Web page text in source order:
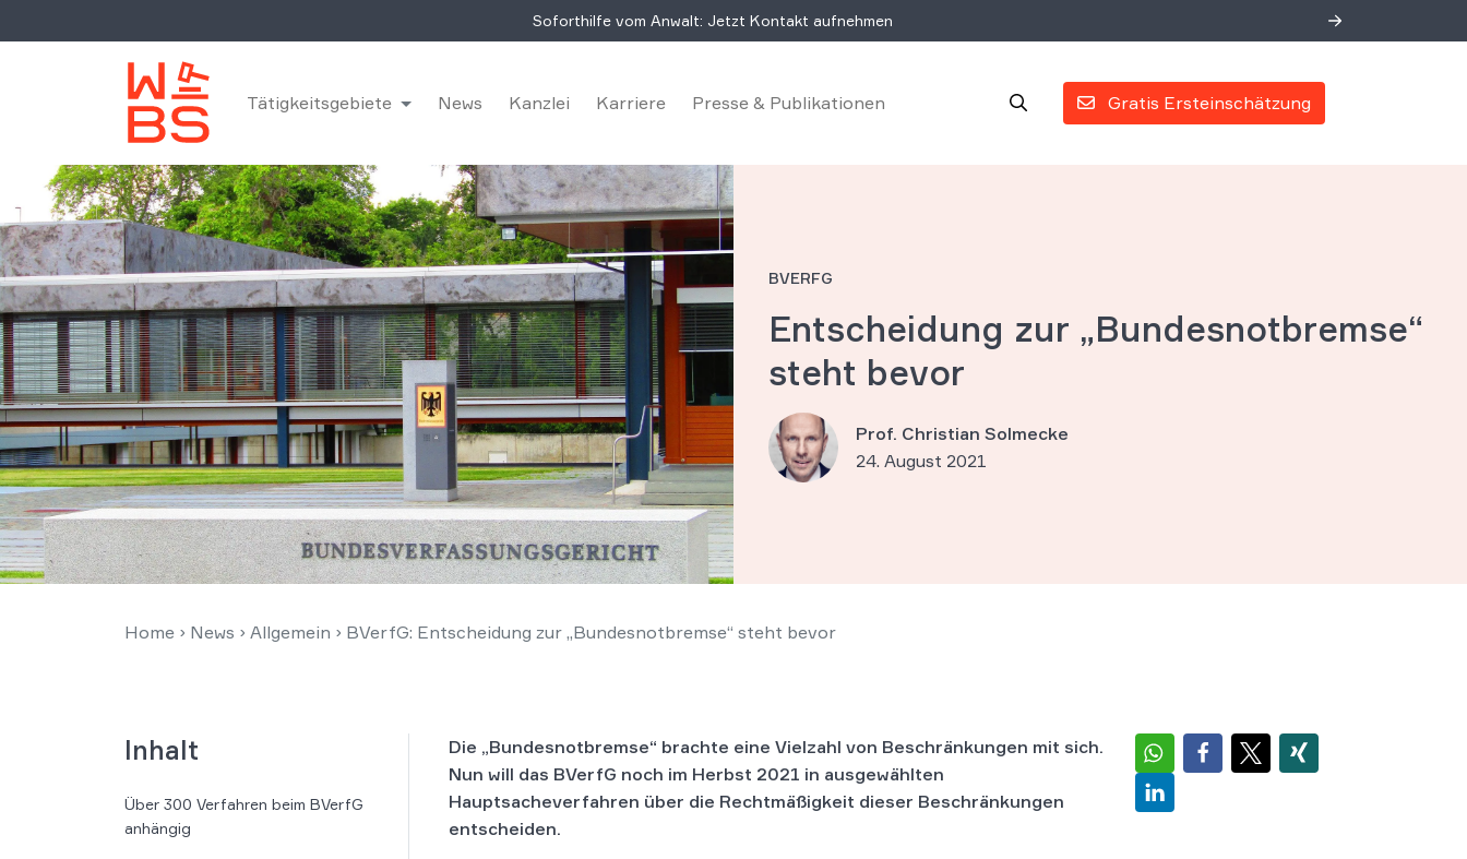
Soforthilfe vom Anwalt: Jetzt Kontakt aufnehmen
Gratis Ersteinschätzung
Tätigkeitsgebiete News Kanzlei Karriere Presse & Publikationen
BVERFG
Entscheidung zur „Bundesnotbremse“
steht bevor
Prof. Christian Solmecke
24. August 2021
Home › News › Allgemein › BVerfG: Entscheidung zur „Bundesnotbremse“ steht bevor
Inhalt
Über 300 Verfahren beim BVerfG
anhängig
Die „Bundesnotbremse“ brachte eine Vielzahl von Beschränkungen mit sich.
Nun will das BVerfG noch im Herbst 2021 in ausgewählten
Hauptsacheverfahren über die Rechtmäßigkeit dieser Beschränkungen
entscheiden.